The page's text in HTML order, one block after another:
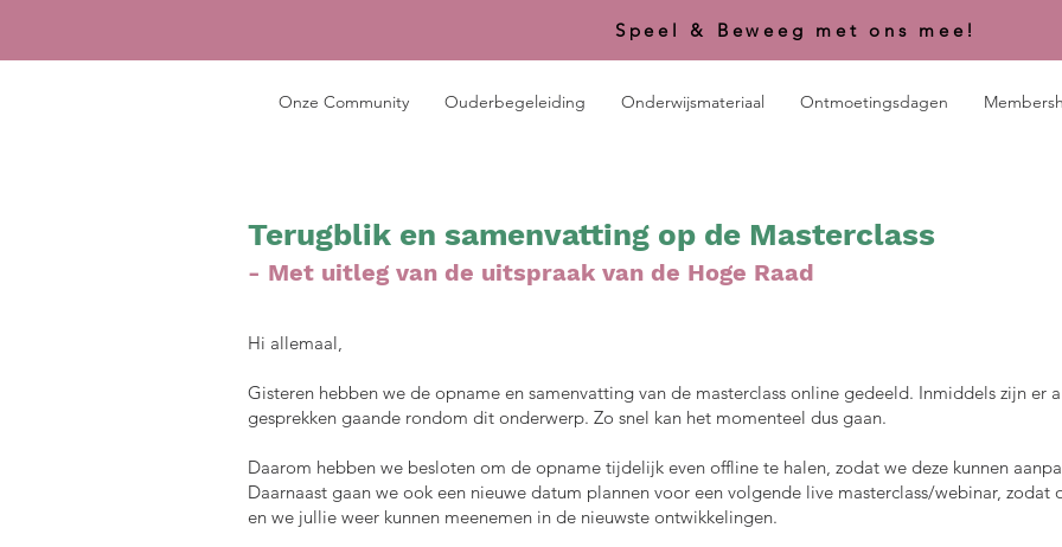
Speel & Beweeg met ons mee!
Onze Community Ouderbegeleiding Onderwijsmateriaal Ontmoetingsdagen
Terugblik en samenvatting op de Masterclass
- Met uitleg van de uitspraak van de Hoge Raad
Hi allemaal,
Gisteren hebben we de opname en samenvatting van de masterclass online gedeeld. Inmiddels zijn er
gesprekken gaande rondom dit onderwerp. Zo snel kan het momenteel dus gaan.
Daarom hebben we besloten om de opname tijdelijk even offline te halen, zodat we deze kunnen
Daarnaast gaan we ook een nieuwe datum plannen voor een volgende live masterclass/webinar, zodat
en we jullie weer kunnen meenemen in de nieuwste ontwikkelingen.